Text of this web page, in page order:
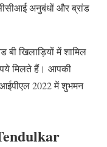
अनुबंधों और ब्रांड
खिलाड़ियों में शामिल
मिलते हैं। आपकी
2022 में शुभमन